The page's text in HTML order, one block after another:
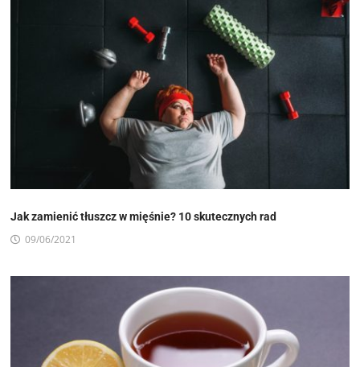
Jak zamienić tłuszcz w mięśnie? 10 skutecznych rad
09/06/2021